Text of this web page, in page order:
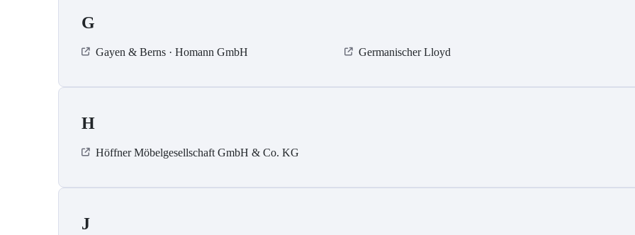
G
Gayen & Berns · Homann GmbH Germanischer Lloyd
H
Höffner Möbelgesellschaft GmbH & Co. KG
J